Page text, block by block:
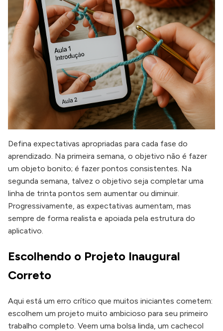
Defina expectativas apropriadas para cada fase do
aprendizado. Na primeira semana, o objetivo não é fazer
um objeto bonito; é fazer pontos consistentes. Na
segunda semana, talvez o objetivo seja completar uma
linha de trinta pontos sem aumentar ou diminuir.
Progressivamente, as expectativas aumentam, mas
sempre de forma realista e apoiada pela estrutura do
aplicativo.
Escolhendo o Projeto Inaugural
Correto
Aqui está um erro crítico que muitos iniciantes cometem:
escolhem um projeto muito ambicioso para seu primeiro
trabalho completo. Veem uma bolsa linda, um cachecol